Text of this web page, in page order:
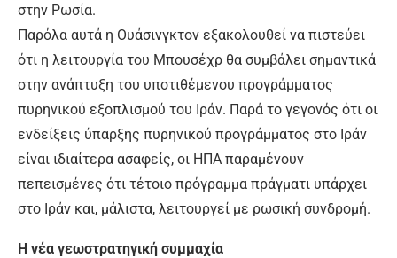
στην Ρωσία.
Παρόλα αυτά η Ουάσινγκτον εξακολουθεί να πιστεύει
ότι η λειτουργία του Μπουσέχρ θα συμβάλει σημαντικά
στην ανάπτυξη του υποτιθέμενου προγράμματος
πυρηνικού εξοπλισμού του Ιράν. Παρά το γεγονός ότι οι
ενδείξεις ύπαρξης πυρηνικού προγράμματος στο Ιράν
είναι ιδιαίτερα ασαφείς, οι ΗΠΑ παραμένουν
πεπεισμένες ότι τέτοιο πρόγραμμα πράγματι υπάρχει
στο Ιράν και, μάλιστα, λειτουργεί με ρωσική συνδρομή.
Η νέα γεωστρατηγική συμμαχία